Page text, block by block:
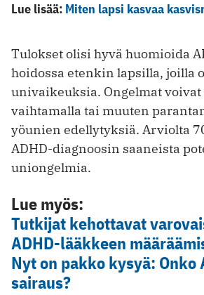
Lue lisää: Miten lapsi kasvaa
Tulokset olisi hyvä huomioida
hoidossa etenkin lapsilla, joilla
univaikeuksia. Ongelmat
vaihtamalla tai muuten
yöunien edellytyksiä. Arviolta
ADHD-diagnoosin saaneista
uniongelmia.
Lue myös:
Tutkijat kehottavat
ADHD-lääkkeen
Nyt on pakko kysyä: Onko
sairaus?